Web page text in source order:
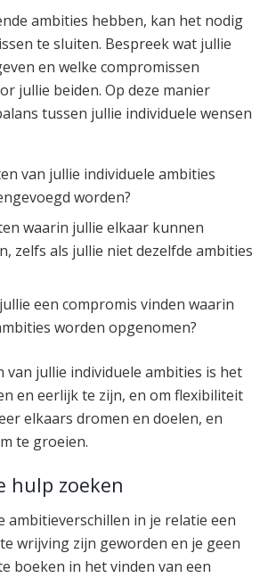
ambities hebben, kan het nodig
te sluiten. Bespreek wat jullie
en welke compromissen
jullie beiden. Op deze manier
tussen jullie individuele wensen
van jullie individuele ambities
worden?
waarin jullie elkaar kunnen
zelfs als jullie niet dezelfde ambities
een compromis vinden waarin
worden opgenomen?
van jullie individuele ambities is het
en eerlijk te zijn, en om flexibiliteit
elkaars dromen en doelen, en
te groeien.
hulp zoeken
ambitieverschillen in je relatie een
wrijving zijn geworden en je geen
boeken in het vinden van een